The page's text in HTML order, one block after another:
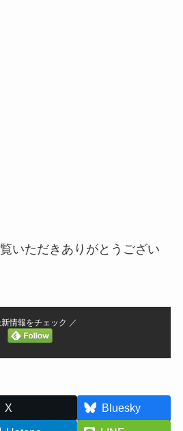
いただきありがとうござい
新情報をチェック ／
X
Bluesky